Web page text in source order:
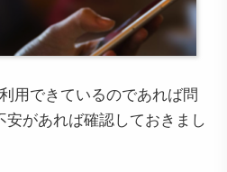
用できているのであれば問
があれば確認しておきまし